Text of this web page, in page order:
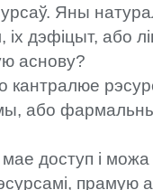
Яны
іх дэфіцыт, або
аснову?
кантралюе
або
доступ і можа
прамую